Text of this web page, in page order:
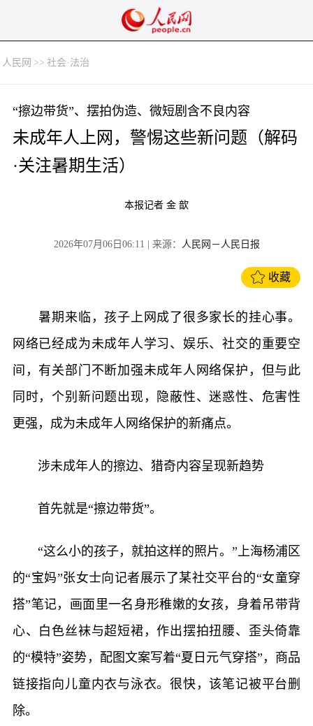
人民网 >> 社会·法治
“擦边带货”、摆拍伪造、微短剧含不良内容
未成年人上网，警惕这些新问题（解码
·关注暑期生活）
本报记者 金 歆
2026年07月06日06:11 | 来源： 人民网－人民日报
收藏
暑期来临，孩子上网成了很多家长的挂心事。
网络已经成为未成年人学习、娱乐、社交的重要空
间，有关部门不断加强未成年人网络保护，但与此
同时，个别新问题出现，隐蔽性、迷惑性、危害性
更强，成为未成年人网络保护的新痛点。
涉未成年人的擦边、猎奇内容呈现新趋势
首先就是“擦边带货”。
“这么小的孩子，就拍这样的照片。”上海杨浦区
的“宝妈”张女士向记者展示了某社交平台的“女童穿
搭”笔记，画面里一名身形稚嫩的女孩，身着吊带背
心、白色丝袜与超短裙，作出摆拍扭腰、歪头倚靠
的“模特”姿势，配图文案写着“夏日元气穿搭”，商品
链接指向儿童内衣与泳衣。很快，该笔记被平台删
除。